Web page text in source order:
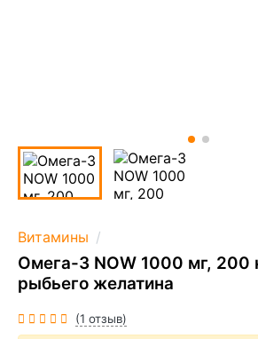
Витамины
Омега-3 NOW 1000 мг, 200
рыбьего желатина
(1 отзыв)